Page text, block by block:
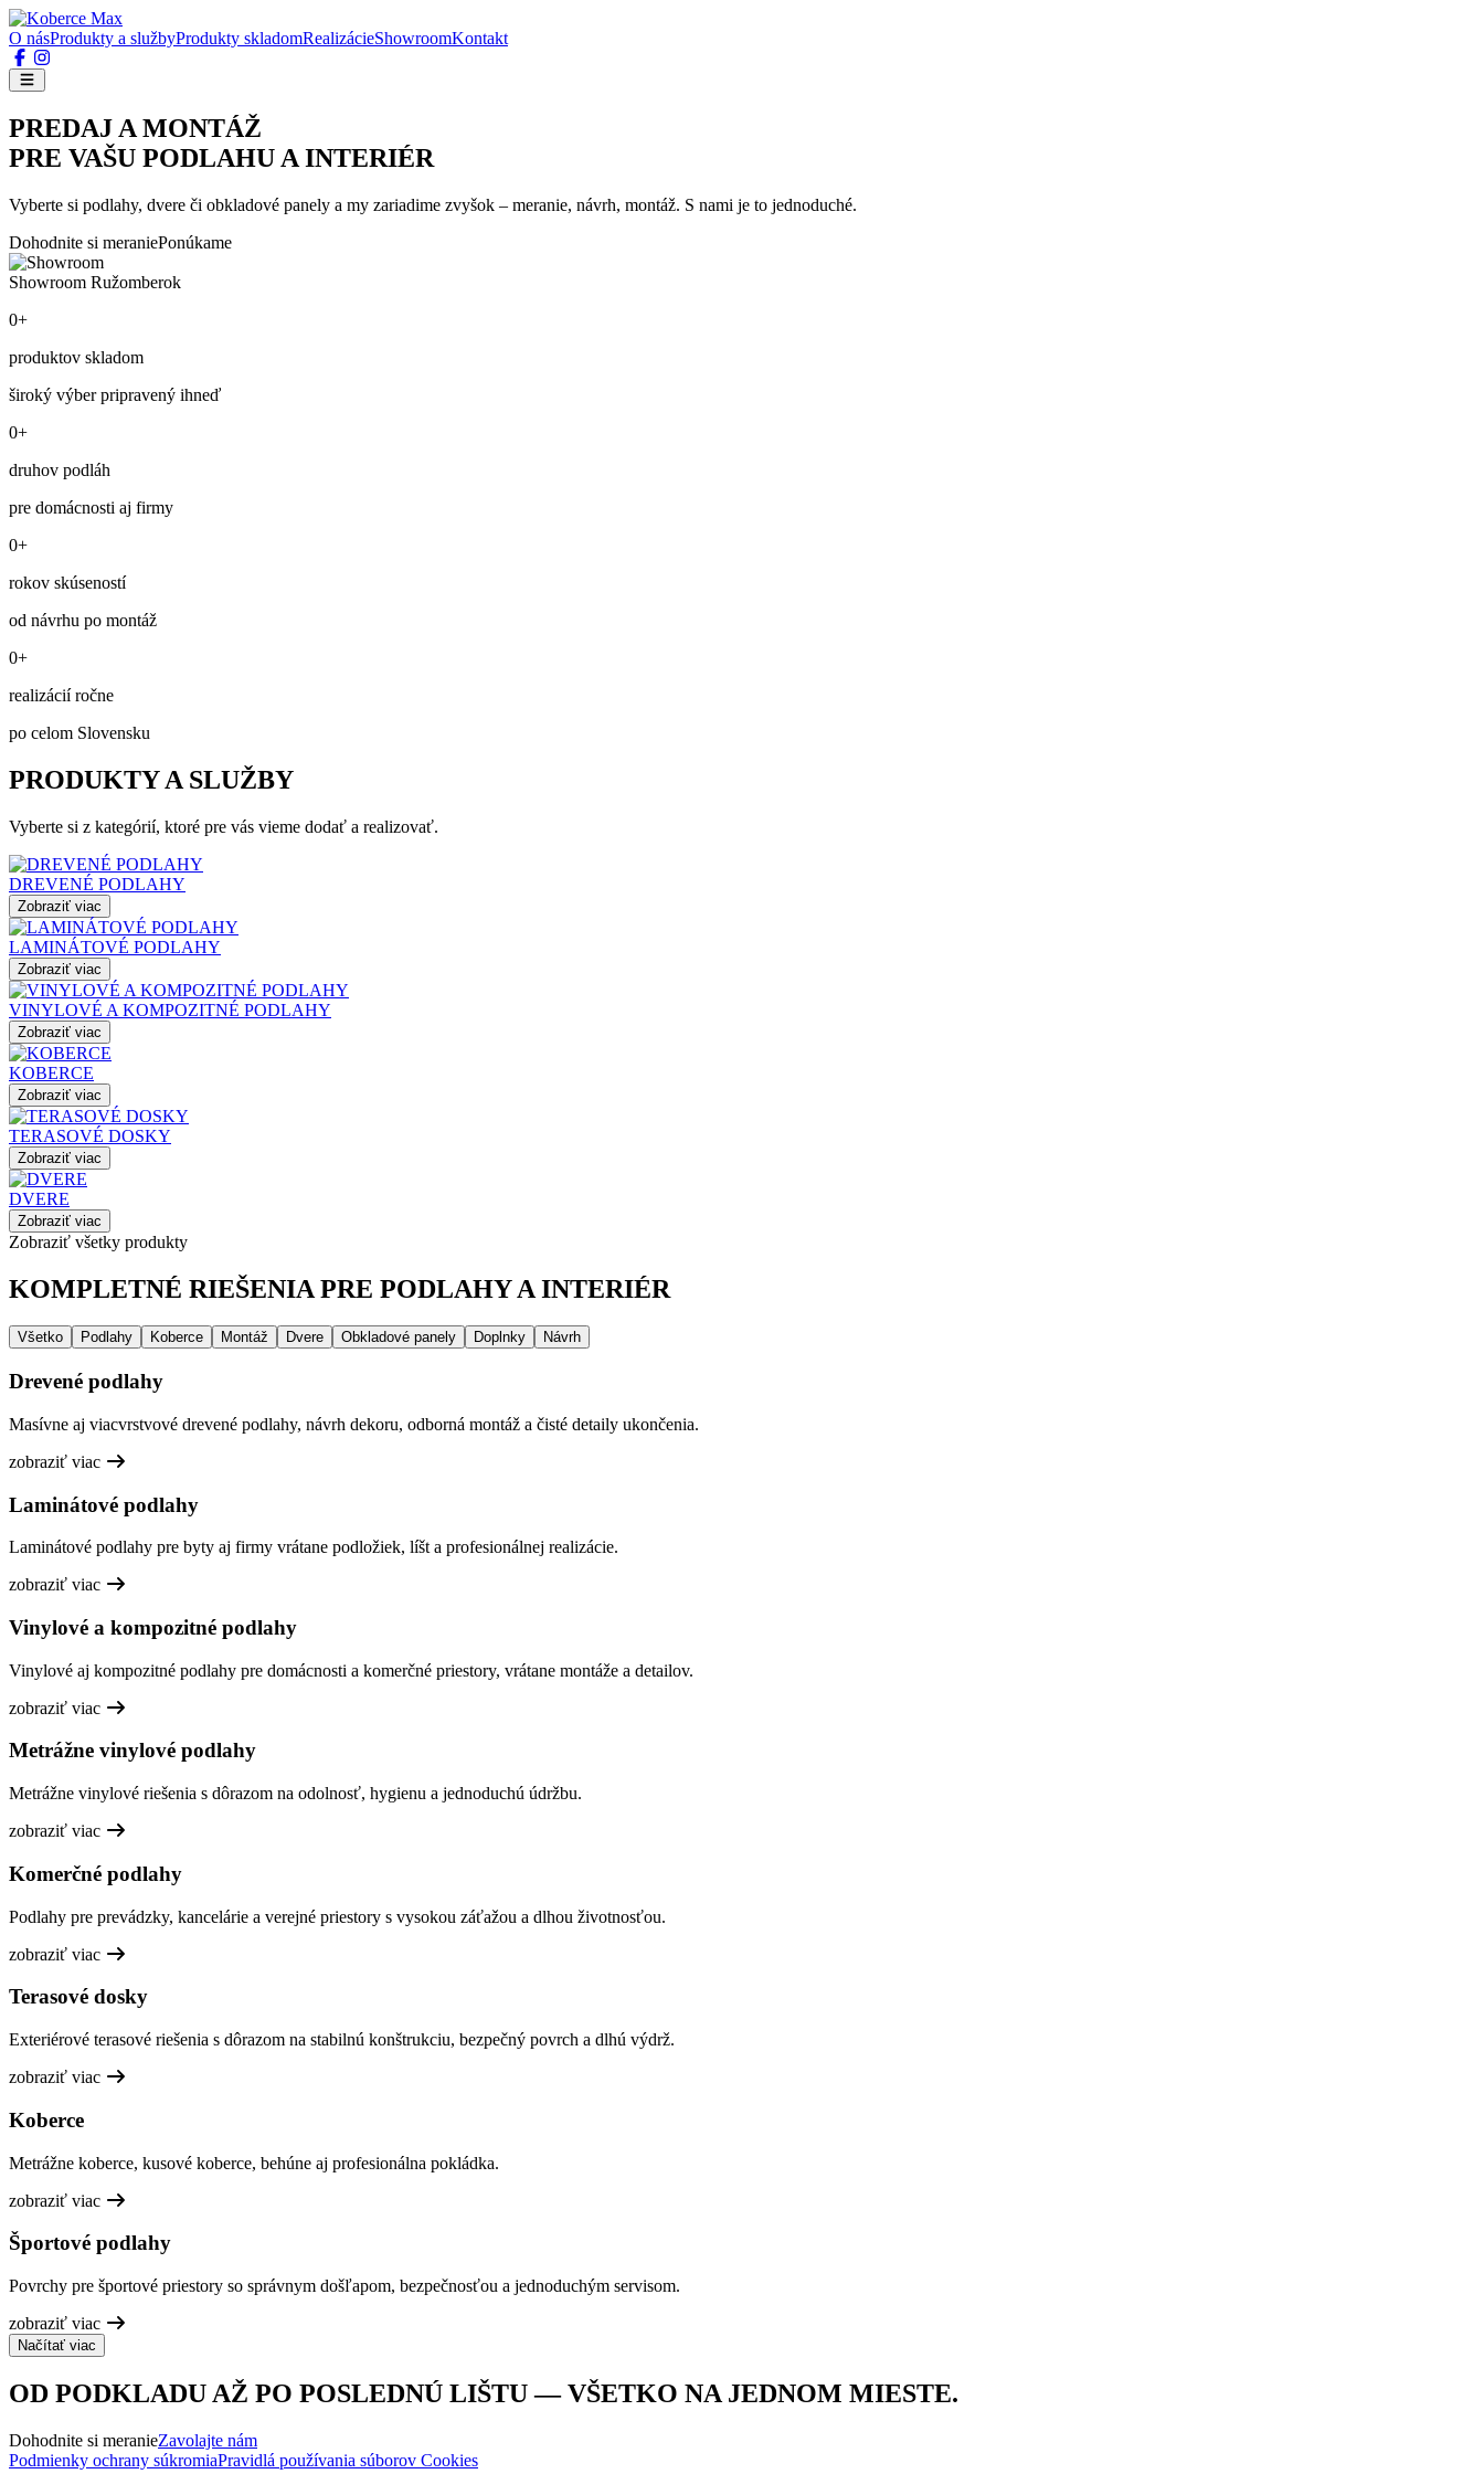
O násProdukty a službyProdukty skladomRealizácieShowroomKontakt
PREDAJ A MONTÁŽ
PRE VAŠU PODLAHU A INTERIÉR
Vyberte si podlahy, dvere či obkladové panely a my zariadime zvyšok – meranie, návrh, montáž. S nami je to jednoduché.
Dohodnite si meraniePonúkame
Showroom Ružomberok
0+
produktov skladom
široký výber pripravený ihneď
0+
druhov podláh
pre domácnosti aj firmy
0+
rokov skúseností
od návrhu po montáž
0+
realizácií ročne
po celom Slovensku
PRODUKTY A SLUŽBY
Vyberte si z kategórií, ktoré pre vás vieme dodať a realizovať.
DREVENÉ PODLAHY
Zobraziť viac
LAMINÁTOVÉ PODLAHY
Zobraziť viac
VINYLOVÉ A KOMPOZITNÉ PODLAHY
Zobraziť viac
KOBERCE
Zobraziť viac
TERASOVÉ DOSKY
Zobraziť viac
DVERE
Zobraziť viac
Zobraziť všetky produkty
KOMPLETNÉ RIEŠENIA PRE PODLAHY A INTERIÉR
Všetko Podlahy Koberce Montáž Dvere Obkladové panely Doplnky Návrh
Drevené podlahy
Masívne aj viacvrstvové drevené podlahy, návrh dekoru, odborná montáž a čisté detaily ukončenia.
zobraziť viac
Laminátové podlahy
Laminátové podlahy pre byty aj firmy vrátane podložiek, líšt a profesionálnej realizácie.
zobraziť viac
Vinylové a kompozitné podlahy
Vinylové aj kompozitné podlahy pre domácnosti a komerčné priestory, vrátane montáže a detailov.
zobraziť viac
Metrážne vinylové podlahy
Metrážne vinylové riešenia s dôrazom na odolnosť, hygienu a jednoduchú údržbu.
zobraziť viac
Komerčné podlahy
Podlahy pre prevádzky, kancelárie a verejné priestory s vysokou záťažou a dlhou životnosťou.
zobraziť viac
Terasové dosky
Exteriérové terasové riešenia s dôrazom na stabilnú konštrukciu, bezpečný povrch a dlhú výdrž.
zobraziť viac
Koberce
Metrážne koberce, kusové koberce, behúne aj profesionálna pokládka.
zobraziť viac
Športové podlahy
Povrchy pre športové priestory so správnym došľapom, bezpečnosťou a jednoduchým servisom.
zobraziť viac
Načítať viac
OD PODKLADU AŽ PO POSLEDNÚ LIŠTU — VŠETKO NA JEDNOM MIESTE.
Dohodnite si meranieZavolajte nám
Podmienky ochrany súkromiaPravidlá používania súborov Cookies